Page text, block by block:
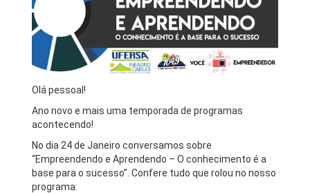
Olá pessoal!
Ano novo e mais uma temporada de programas
acontecendo!
No dia 24 de Janeiro conversamos sobre
“Empreendendo e Aprendendo – O conhecimento é a
base para o sucesso”. Confere tudo que rolou no nosso
programa: